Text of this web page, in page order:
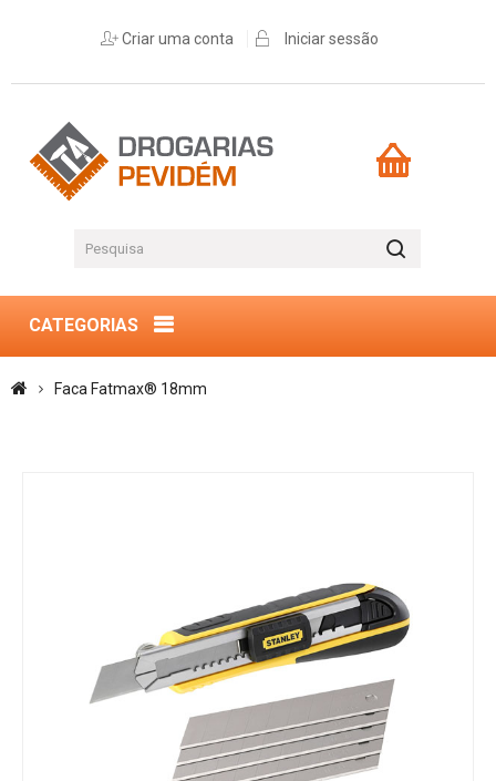
Criar uma conta Iniciar sessão
CATEGORIAS
Faca Fatmax® 18mm